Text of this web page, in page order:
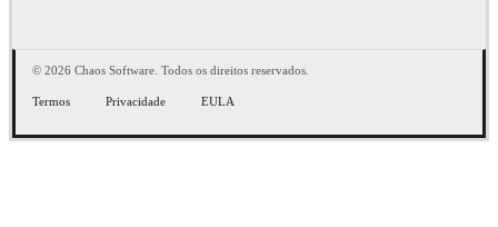
© 2026 Chaos Software. Todos os direitos reservados.
Termos Privacidade EULA